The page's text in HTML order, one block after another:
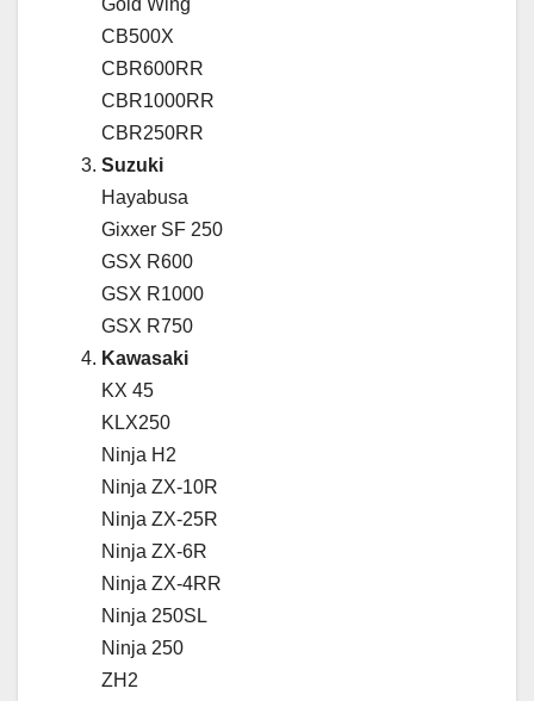
Gold Wing
CB500X
CBR600RR
CBR1000RR
CBR250RR
Suzuki
Hayabusa
Gixxer SF 250
GSX R600
GSX R1000
GSX R750
Kawasaki
KX 45
KLX250
Ninja H2
Ninja ZX-10R
Ninja ZX-25R
Ninja ZX-6R
Ninja ZX-4RR
Ninja 250SL
Ninja 250
ZH2